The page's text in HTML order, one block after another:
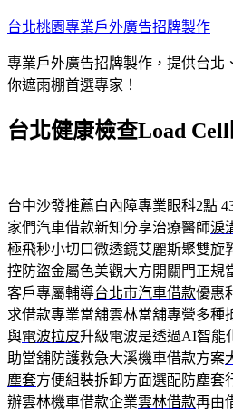
跳
主
要
容
台北桃園專業戶外廣告招牌製作
專業戶外廣告招牌製作，提供台北
你遮雨棚首選專家！
台北健康檢查Load
台中沙發推薦白內障專業眼科2點
家們汽車借款新知分享治療醫師淚
極飛秒小切口微透鏡艾麗斯聚雙旋
控防盜金屬色美觀大方開關門正規
客戶專屬輔導台北市汽車借款優惠
求借款專業當舖雲林當舖專營多種
與電波拉皮升級電波是透過AI智能
助當舖防護救急大溪機車借款方案
塵套方便組裝拆卸方面選配防塵套
辦雲林機車借款企業雲林借款再由